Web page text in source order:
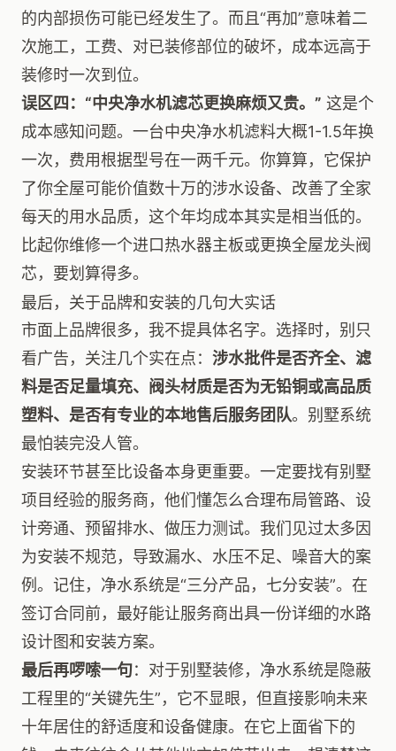
的内部损伤可能已经发生了。而且“再加”意味着二
次施工，工费、对已装修部位的破坏，成本远高于
装修时一次到位。
误区四：“中央净水机滤芯更换麻烦又贵。” 这是个
成本感知问题。一台中央净水机滤料大概1-1.5年换
一次，费用根据型号在一两千元。你算算，它保护
了你全屋可能价值数十万的涉水设备、改善了全家
每天的用水品质，这个年均成本其实是相当低的。
比起你维修一个进口热水器主板或更换全屋龙头阀
芯，要划算得多。
最后，关于品牌和安装的几句大实话
市面上品牌很多，我不提具体名字。选择时，别只
看广告，关注几个实在点： 涉水批件是否齐全、滤
料是否足量填充、阀头材质是否为无铅铜或高品质
塑料、是否有专业的本地售后服务团队。别墅系统
最怕装完没人管。
安装环节甚至比设备本身更重要。一定要找有别墅
项目经验的服务商，他们懂怎么合理布局管路、设
计旁通、预留排水、做压力测试。我们见过太多因
为安装不规范，导致漏水、水压不足、噪音大的案
例。记住，净水系统是“三分产品，七分安装”。在
签订合同前，最好能让服务商出具一份详细的水路
设计图和安装方案。
最后再啰嗦一句：对于别墅装修，净水系统是隐蔽
工程里的“关键先生”，它不显眼，但直接影响未来
十年居住的舒适度和设备健康。在它上面省下的